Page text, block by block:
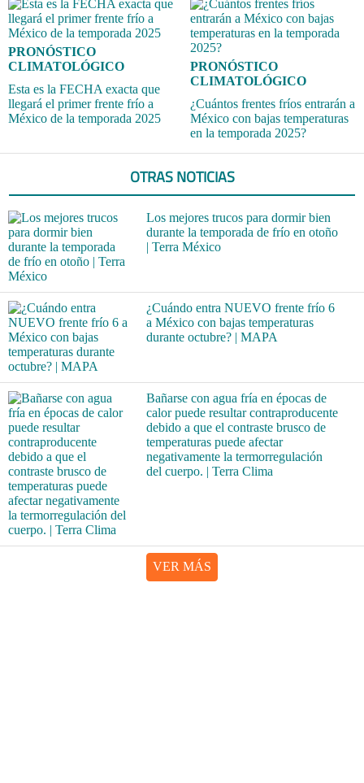
PRONÓSTICO
CLIMATOLÓGICO
Esta es la FECHA exacta que
llegará el primer frente frío a
México de la temporada 2025
PRONÓSTICO
CLIMATOLÓGICO
¿Cuántos frentes fríos entrarán a
México con bajas temperaturas
en la temporada 2025?
OTRAS NOTICIAS
Los mejores trucos para dormir bien
durante la temporada de frío en otoño
| Terra México
¿Cuándo entra NUEVO frente frío 6
a México con bajas temperaturas
durante octubre? | MAPA
Bañarse con agua fría en épocas de
calor puede resultar contraproducente
debido a que el contraste brusco de
temperaturas puede afectar
negativamente la termorregulación
del cuerpo. | Terra Clima
VER MÁS